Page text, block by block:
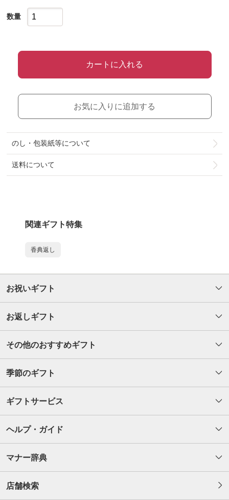
数量
カートに入れる
お気に入りに追加する
のし・包装紙等について
送料について
関連ギフト特集
香典返し
お祝いギフト
お返しギフト
その他のおすすめギフト
季節のギフト
ギフトサービス
ヘルプ・ガイド
マナー辞典
店舗検索